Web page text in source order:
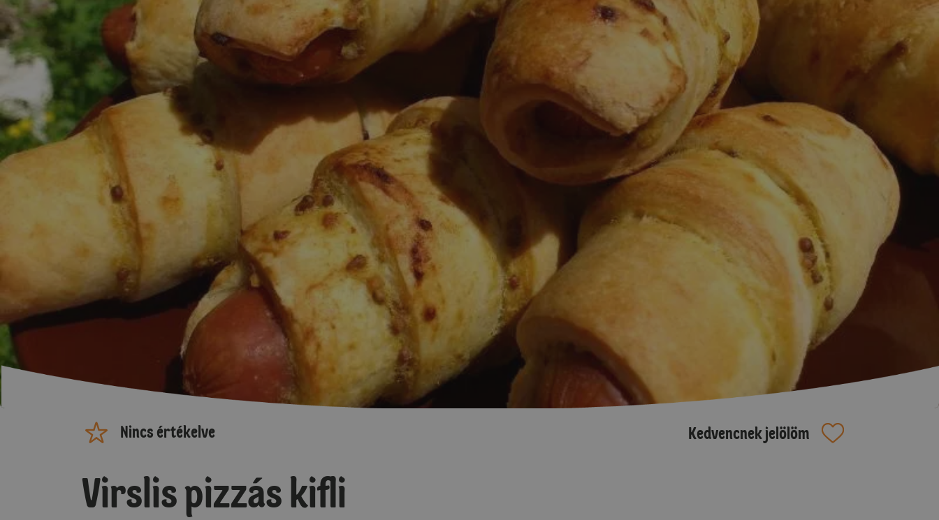
Nincs értékelve Kedvencnek jelölöm
Virslis pizzás kifli